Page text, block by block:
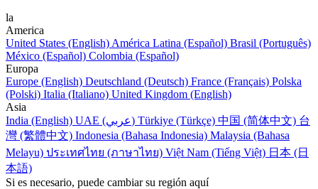
la
America
United States (English) América Latina (Español) Brasil (Português)
México (Español) Colombia (Español)
Europa
Europe (English) Deutschland (Deutsch) France (Français) Polska
(Polski) Italia (Italiano) United Kingdom (English)
Asia
India (English)
UAE (عربي) Türkiye (Türkçe) 中国 (简体中文) 台
灣 (繁體中文) Indonesia (Bahasa Indonesia) Malaysia (Bahasa
Melayu) ประเทศไทย (ภาษาไทย) Việt Nam (Tiếng Việt) 日本 (日
本語)
Si es necesario, puede cambiar su región aquí